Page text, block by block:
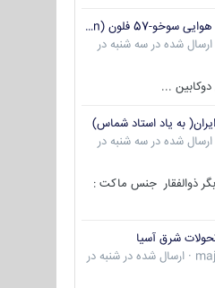
جنگنده برتری هوایی سوخو-57 فلون (Su-57/Felon)
ارسال شده در سه شنبه در
دوکابین ...
به یاد استاد شماس)
ارسال شده در سه شنبه در
ذوالفقار جنس ماکت :
شرق آسیا
· ارسال شده در شنبه در